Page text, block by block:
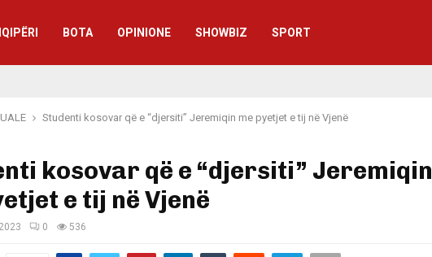
BOTA OPINIONE SHOWBIZ SPORT
Studenti kosovar që e “djersiti” Jeremiqin me pyetjet e tij në Vjenë
kosovar që e “djersiti” Jeremiqin
e tij në Vjenë
0 536